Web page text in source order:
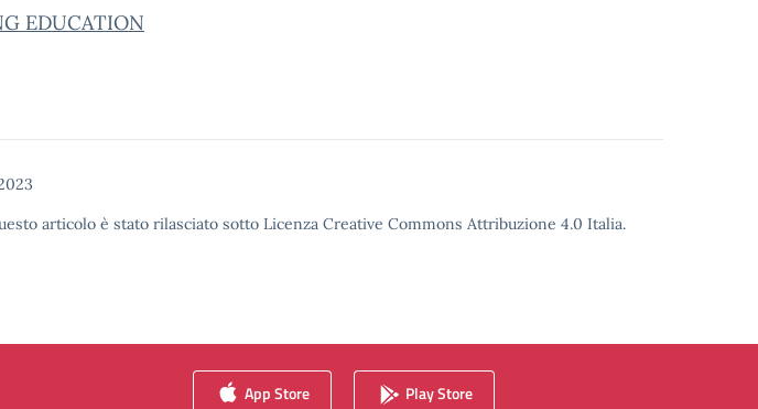
EDUCATION
articolo è stato rilasciato sotto Licenza Creative Commons Attribuzione 4.0 Italia.
App Store Play Store